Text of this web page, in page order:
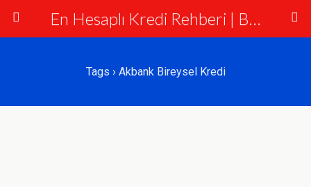
En Hesaplı Kredi Rehberi | Bankalar ve Krediler
Tags › Akbank Bireysel Kredi